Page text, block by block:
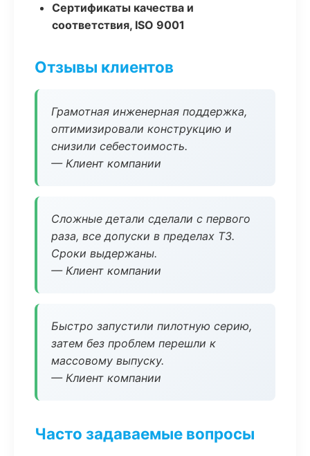
Сертификаты качества и
соответствия, ISO 9001
Отзывы клиентов
Грамотная инженерная поддержка,
оптимизировали конструкцию и
снизили себестоимость.
— Клиент компании
Сложные детали сделали с первого
раза, все допуски в пределах ТЗ.
Сроки выдержаны.
— Клиент компании
Быстро запустили пилотную серию,
затем без проблем перешли к
массовому выпуску.
— Клиент компании
Часто задаваемые вопросы